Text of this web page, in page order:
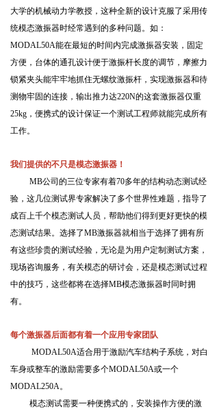
大学的机械动力学教授，这种全新的设计克服了采用传
统模态激振器时经常遇到的多种问题。如：
MODAL50A能在最短的时间内完成激振器安装，固定
方便，台体的通孔设计便于激振杆长度的调节，摩擦力
锁紧夹头能牢牢地抓住无螺纹激振杆，实现激振器和待
测物牢固的连接，输出推力达220N的这套激振器仅重
25kg ，便携式的设计保证一个测试工程师就能完成所有
工作。
我们提供的不只是模态激振器！
MB公司的三位专家有着70多年的结构动态测试经
验，这几位测试界专家解决了多个世界性难题，指导了
成百上千个模态测试人员，帮助他们得到更好更快的模
态测试结果。选择了MB激振器就相当于选择了拥有所
有这些珍贵的测试经验，无论是为用户定制测试方案，
现场咨询服务，有关模态的研讨会，还是模态测试过程
中的技巧，这些都将在选择MB模态激振器时同时拥
有。
每个激振器后面都有着一个应用专家团队
MODAL50A适合用于激励汽车结构子系统，对白
车身或整车的激励需要多个MODAL50A或一个
MODAL250A。
模态测试需要一种便携式的，安装操作方便的激